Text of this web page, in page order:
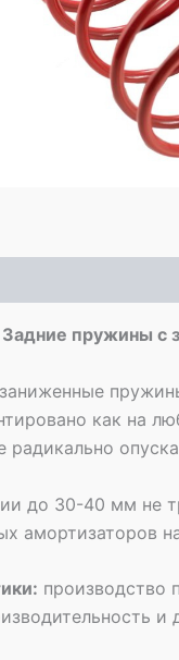
пружины с
как на
радикально
до 30-40 мм не
амортизаторов
производство
и